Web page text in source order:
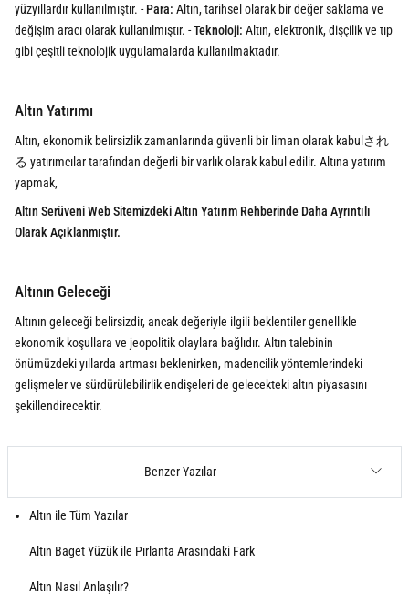
yüzyıllardır kullanılmıştır. -Para: Altın, tarihsel olarak bir değer saklama ve
değişim aracı olarak kullanılmıştır. -Teknoloji: Altın, elektronik, dişçilik ve tıp
gibi çeşitli teknolojik uygulamalarda kullanılmaktadır.
Altın Yatırımı
Altın, ekonomik belirsizlik zamanlarında güvenli bir liman olarak kabulされ
る yatırımcılar tarafından değerli bir varlık olarak kabul edilir. Altına yatırım
yapmak,
Altın SerüveniWeb Sitemizdeki Altın Yatırım Rehberinde Daha Ayrıntılı
Olarak Açıklanmıştır.
Altının Geleceği
Altının geleceği belirsizdir, ancak değeriyle ilgili beklentiler genellikle
ekonomik koşullara ve jeopolitik olaylara bağlıdır. Altın talebinin
önümüzdeki yıllarda artması beklenirken, madencilik yöntemlerindeki
gelişmeler ve sürdürülebilirlik endişeleri de gelecekteki altın piyasasını
şekillendirecektir.
Benzer Yazılar
Altın ile Tüm Yazılar
Altın Baget Yüzük ile Pırlanta Arasındaki Fark
Altın Nasıl Anlaşılır?